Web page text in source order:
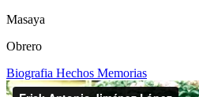
Masaya
Obrero
Biografia Hechos Memorias